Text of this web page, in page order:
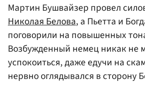
Мартин Бушвайзер провел
Николая Белова, а Пьетта и
поговорили на повышенных
Возбужденный немец никак не
успокоиться, даже едучи на
нервно оглядывался в сторону